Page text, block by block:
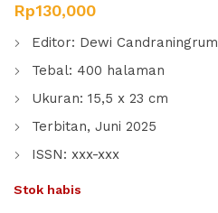
Rp130,000
Editor: Dewi Candraningrum
Tebal: 400 halaman
Ukuran: 15,5 x 23 cm
Terbitan, Juni 2025
ISSN: xxx-xxx
Stok habis